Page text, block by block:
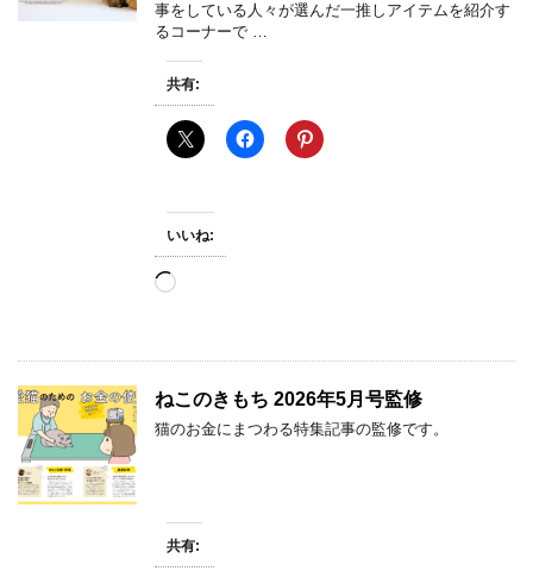
事をしている人々が選んだ一推しアイテムを紹介す
るコーナーで …
共有:
いいね:
読
み
ねこのきもち 2026年5月号監修
猫のお金にまつわる特集記事の監修です。
共有: